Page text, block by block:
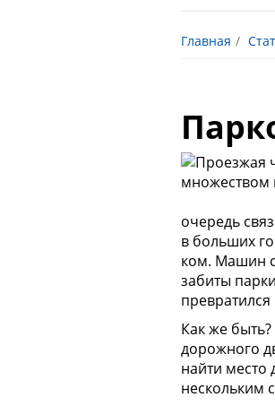
Главная
очередь
в больших
ком. Машин
забиты
превратился
Как же
дорожного
найти место
нескольким